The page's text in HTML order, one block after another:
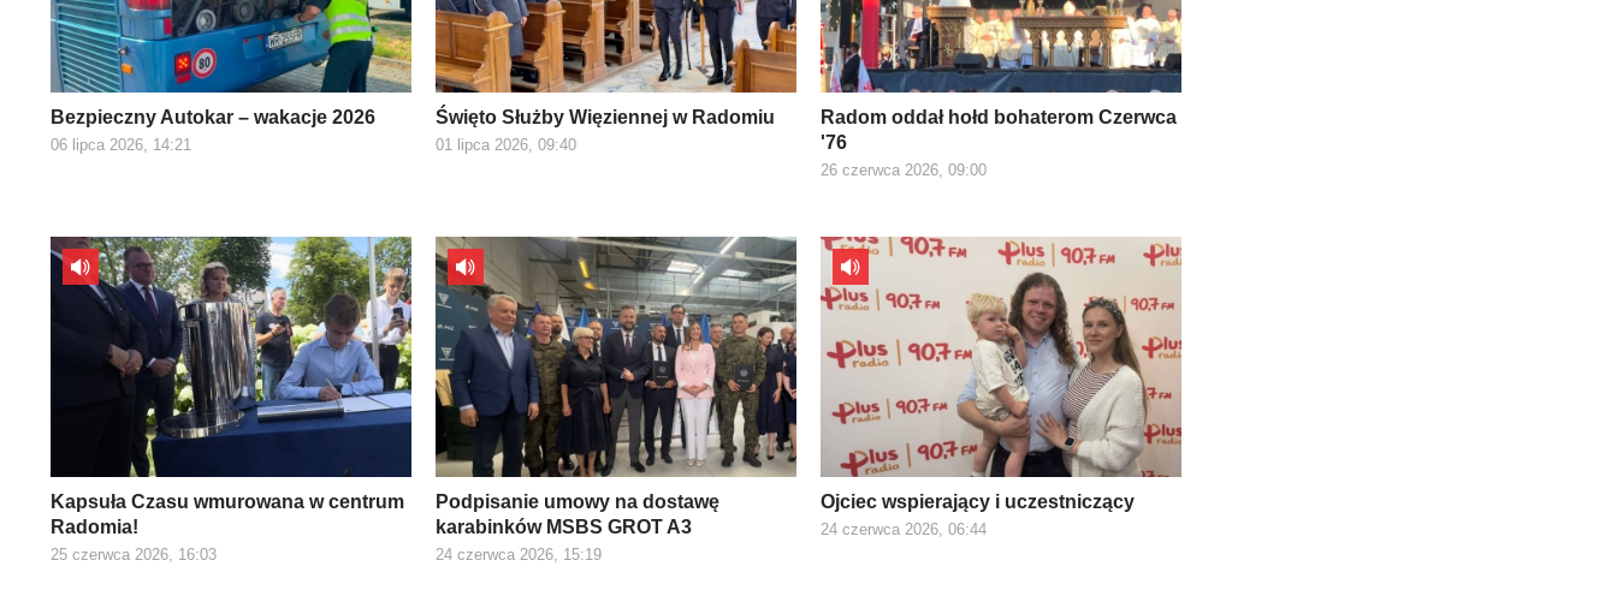
Bezpieczny Autokar – wakacje 2026
06 lipca 2026, 14:21
Święto Służby Więziennej w Radomiu
01 lipca 2026, 09:40
Radom oddał hołd bohaterom Czerwca
'76
26 czerwca 2026, 09:00
Kapsuła Czasu wmurowana w centrum
Radomia!
25 czerwca 2026, 16:03
Podpisanie umowy na dostawę
karabinków MSBS GROT A3
24 czerwca 2026, 15:19
Ojciec wspierający i uczestniczący
24 czerwca 2026, 06:44